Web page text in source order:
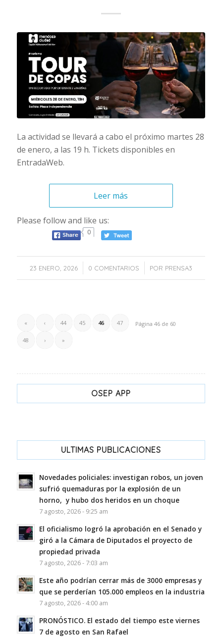
La actividad se llevará a cabo el próximo martes 28
de enero, a las 19 h. Tickets disponibles en
EntradaWeb.
Leer más
Please follow and like us:
0
23 ENERO, 2026
/ 0 COMENTARIOS
/ POR PRENSA3
Página 46 de 60
« ‹ 44 45 46 47
48 › »
OSEP APP
ULTIMAS PUBLICACIONES
Novedades policiales: investigan robos, un joven
sufrió quemaduras por la explosión de un
horno, y hubo dos heridos en un choque
7 agosto, 2026 - 9:25 am
El oficialismo logró la aprobación en el Senado y
giró a la Cámara de Diputados el proyecto de
propiedad privada
7 agosto, 2026 - 7:03 am
Este año podrían cerrar más de 3000 empresas y
que se perderían 105.000 empleos en la industria
7 agosto, 2026 - 4:00 am
PRONÓSTICO. El estado del tiempo este viernes
7 de agosto en San Rafael